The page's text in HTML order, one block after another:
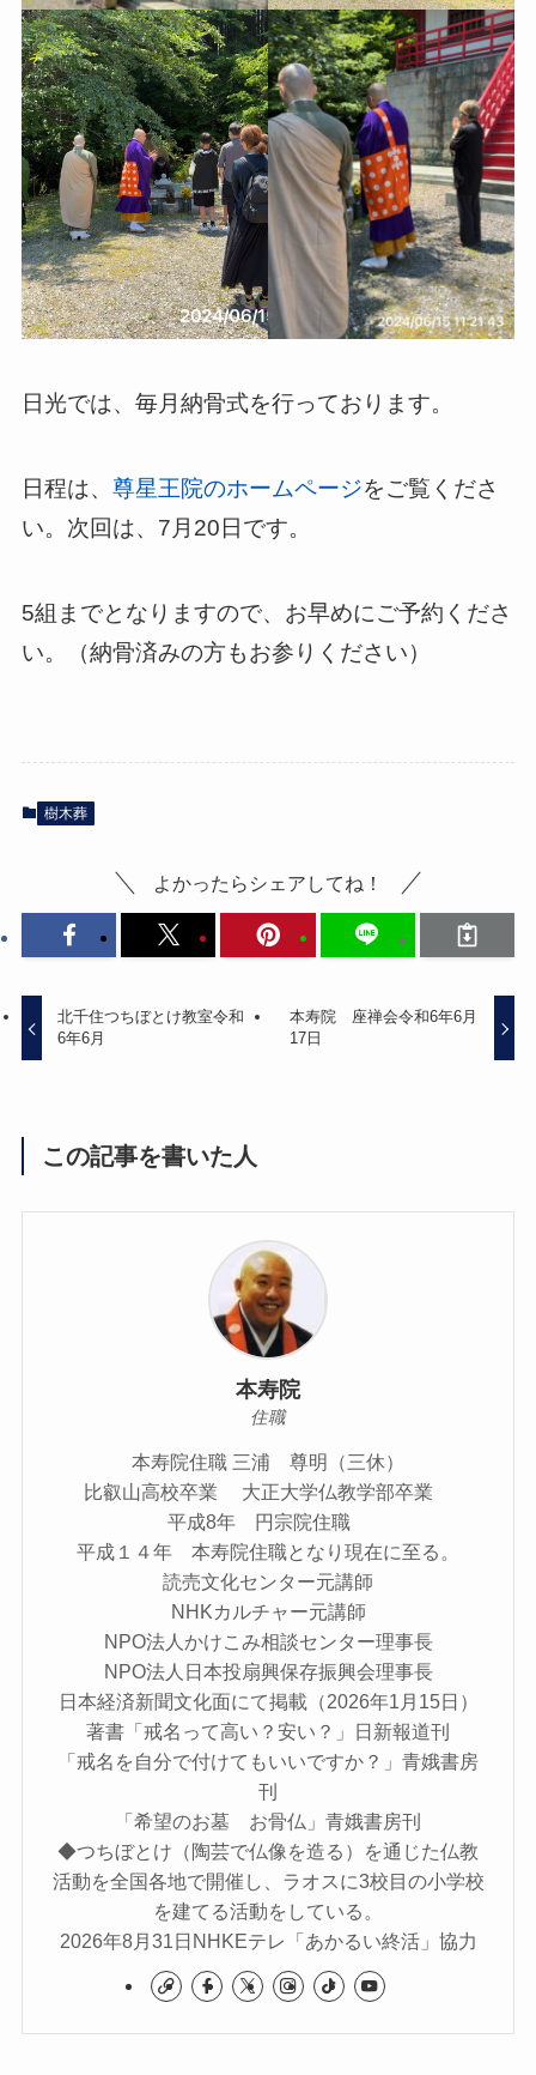
日光では、毎月納骨式を行っております。
日程は、 尊星王院のホームページをご覧くださ
い。次回は、7月20日です。
5組までとなりますので、お早めにご予約くださ
い。（納骨済みの方もお参りください）
樹木葬
よかったらシェアしてね！
北千住つちぼとけ教室令和
6年6月
本寿院 座禅会令和6年6月
17日
この記事を書いた人
本寿院
住職
本寿院住職 三浦 尊明（三休）
比叡山高校卒業 大正大学仏教学部卒業
平成8年 円宗院住職
平成１４年 本寿院住職となり現在に至る。
読売文化センター元講師
NHKカルチャー元講師
NPO法人かけこみ相談センター理事長
NPO法人日本投扇興保存振興会理事長
日本経済新聞文化面にて掲載（2026年1月15日）
著書「戒名って高い？安い？」日新報道刊
「戒名を自分で付けてもいいですか？」青娥書房
刊
「希望のお墓 お骨仏」青娥書房刊
◆つちぼとけ（陶芸で仏像を造る）を通じた仏教
活動を全国各地で開催し、ラオスに3校目の小学校
を建てる活動をしている。
2026年8月31日NHKEテレ「あかるい終活」協力